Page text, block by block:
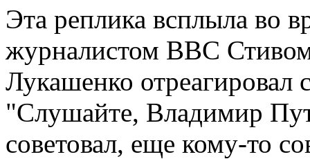
Эта реплика всплыла во
журналистом BBC
Лукашенко
"Слушайте, Владимир
советовал, еще кому-то